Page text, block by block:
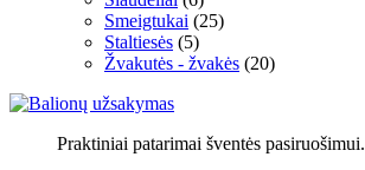
Smeigtukai (25)
Staltiesės (5)
Žvakutės - žvakės (20)
Praktiniai patarimai šventės pasiruošimui.